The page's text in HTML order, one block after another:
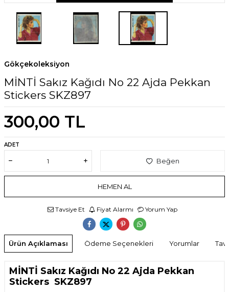
Gökçekoleksiyon
MİNTİ Sakız Kağıdı No 22 Ajda Pekkan
Stickers SKZ897
300,00 TL
ADET
Beğen
HEMEN AL
Tavsiye Et Fiyat Alarmı Yorum Yap
Ürün Açıklaması Ödeme Seçenekleri Yorumlar
MİNTİ Sakız Kağıdı No 22 Ajda Pekkan
Stickers SKZ897